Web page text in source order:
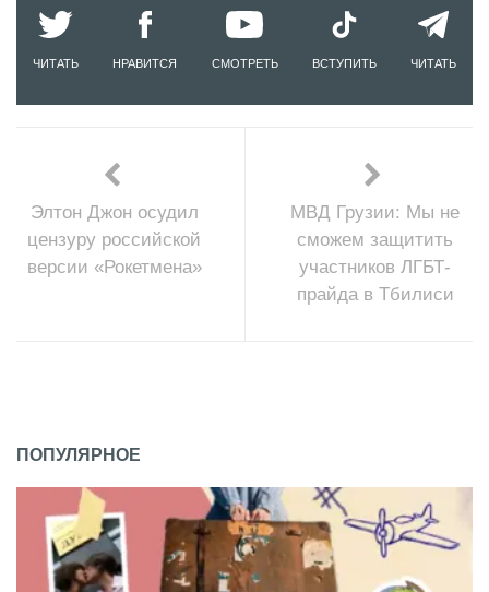
ЧИТАТЬ НРАВИТСЯ СМОТРЕТЬ ВСТУПИТЬ ЧИТАТЬ
Элтон Джон осудил
цензуру российской
версии «Рокетмена»
МВД Грузии: Мы не
сможем защитить
участников ЛГБТ-
прайда в Тбилиси
ПОПУЛЯРНОЕ